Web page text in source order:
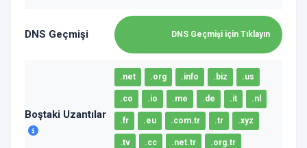
DNS Geçmişi DNS Geçmişi için Tıklayın
Boştaki Uzantılar
.net .org .info .biz .us
.co .io .me .de .it .nl
.fr .eu .com.tr .tr .xyz
.tv .cc .net.tr .org.tr